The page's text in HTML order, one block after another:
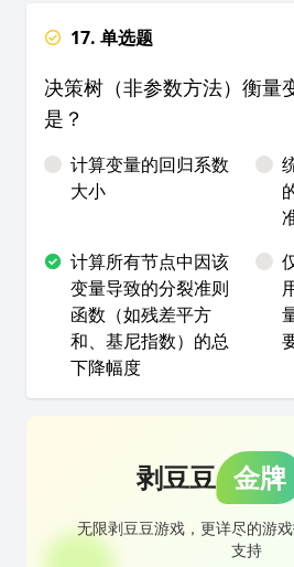
17. 单选题
决策树（非参数方法）衡量
是？
计算变量的回归系数
大小
计算所有节点中因该
变量导致的分裂准则
函数（如残差平方
和、基尼指数）的总
下降幅度
剥豆豆 金牌
无限剥豆豆游戏，更详尽的游
支持